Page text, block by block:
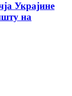
Украјине
на